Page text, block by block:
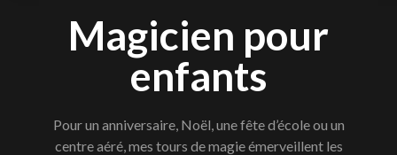
Magicien pour
enfants
Pour un anniversaire, Noël, une fête d’école ou un
centre aéré, mes tours de magie émerveillent les